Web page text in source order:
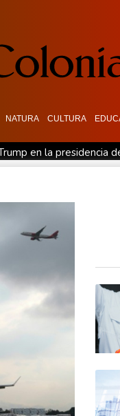
NATURA CULTURA
en la presidencia
Pakistán y Turquía
un golpe a las